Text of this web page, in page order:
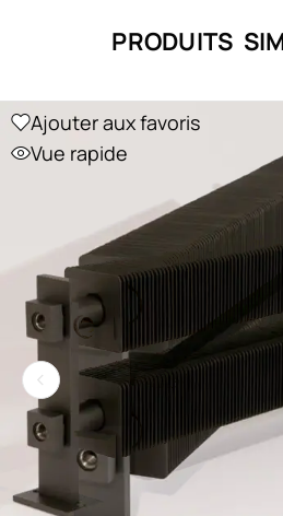
PRODUITS
Ajouter aux favoris
Vue rapide